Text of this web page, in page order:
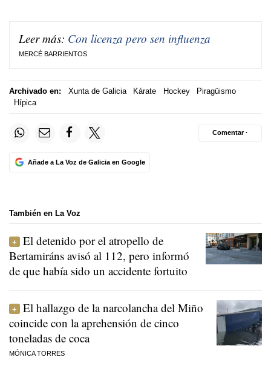
Leer más: Con licenza pero sen influenza
MERCÉ BARRIENTOS
Archivado en: Xunta de Galicia Kárate Hockey
Piragüismo
Hípica
Añade a La Voz de Galicia en Google
Comentar ·
También en La Voz
El detenido por el atropello de
Bertamiráns avisó al 112, pero informó
de que había sido un accidente fortuito
El hallazgo de la narcolancha del Miño
coincide con la aprehensión de cinco
toneladas de coca
MÓNICA TORRES